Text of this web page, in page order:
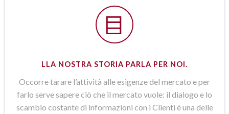
LLA NOSTRA STORIA PARLA PER NOI.
Occorre tarare l’attività alle esigenze del mercato e per
farlo serve sapere ciò che il mercato vuole: il dialogo e lo
scambio costante di informazioni con i Clienti è una delle